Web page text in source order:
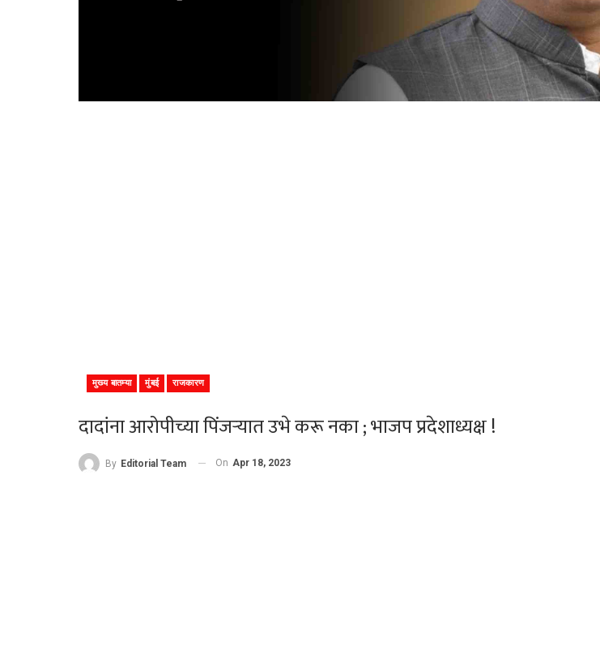
मुख्य बातम्या मुंबई राजकारण
दादांना आरोपीच्या पिंजऱ्यात उभे करू नका ; भाजप प्रदेशाध्यक्ष !
By Editorial Team On Apr 18, 2023